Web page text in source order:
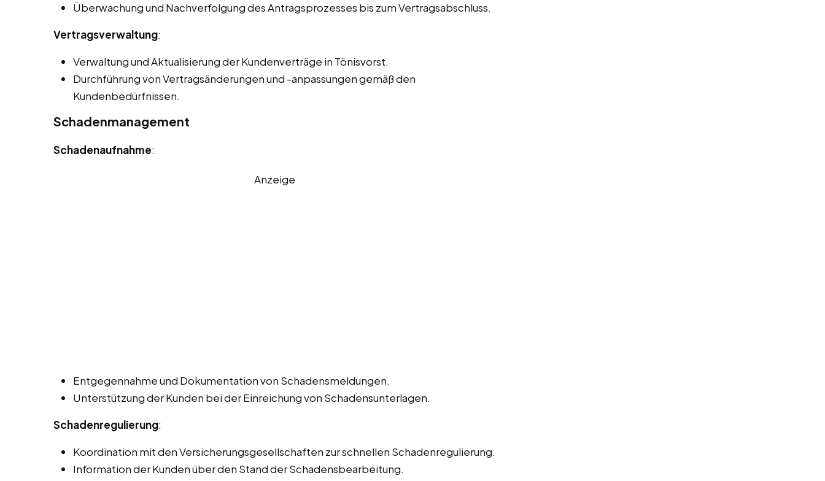
Überwachung und Nachverfolgung des Antragsprozesses bis zum Vertragsabschluss.
Vertragsverwaltung:
Verwaltung und Aktualisierung der Kundenverträge in Tönisvorst.
Durchführung von Vertragsänderungen und -anpassungen gemäß den
Kundenbedürfnissen.
Schadenmanagement
Schadenaufnahme:
Anzeige
Entgegennahme und Dokumentation von Schadensmeldungen.
Unterstützung der Kunden bei der Einreichung von Schadensunterlagen.
Schadenregulierung:
Koordination mit den Versicherungsgesellschaften zur schnellen Schadenregulierung.
Information der Kunden über den Stand der Schadensbearbeitung.